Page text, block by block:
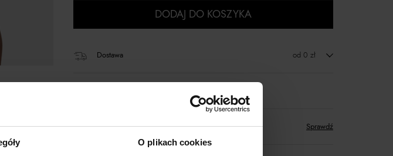
O plikach cookies
DODAJ DO KOSZYKA
Dostawa od 0 zł
+158 punktówzyskujesz w Klubie Korzyści Sprawdź